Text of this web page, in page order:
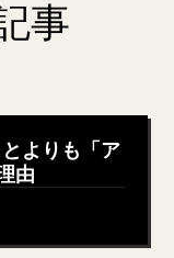
事
よりも「ア
由